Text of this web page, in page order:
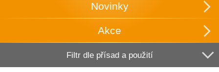
Novinky
Akce
Filtr dle přísad a použití